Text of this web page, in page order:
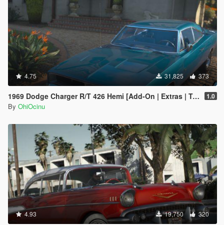
4.75 31,825 373
1969 Dodge Charger R/T 426 Hemi [Add-On | Extras | Tuning | LODs | Template 1.0
By OhiOcinu
4.93 19,750 320